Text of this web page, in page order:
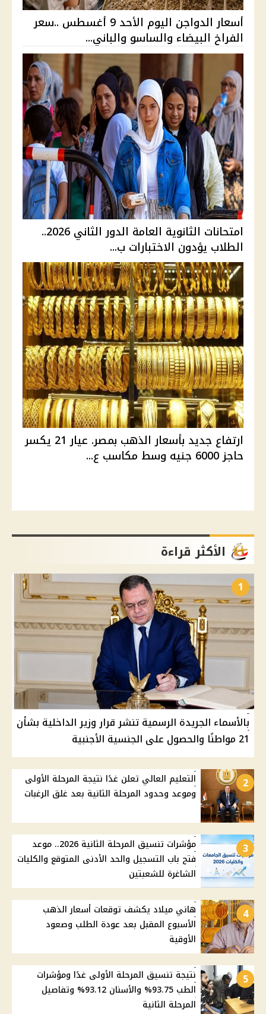
أسعار الدواجن اليوم الأحد 9 أغسطس ..سعر
الفراخ البيضاء والساسو والباني...
امتحانات الثانوية العامة الدور الثاني 2026..
الطلاب يؤدون الاختبارات ب...
ارتفاع جديد بأسعار الذهب بمصر. عيار 21 يكسر
حاجز 6000 جنيه وسط مكاسب ع...
الأكثر قراءة
1
بالأسماء الجريدة الرسمية تنشر قرار وزير الداخلية بشأن
21 مواطنًا والحصول على الجنسية الأجنبية
2
التعليم العالي تعلن غدًا نتيجة المرحلة الأولى
وموعد وحدود المرحلة الثانية بعد غلق الرغبات
3
مؤشرات تنسيق المرحلة الثانية 2026.. موعد
فتح باب التسجيل والحد الأدنى المتوقع والكليات
الشاغرة للشعبتين
4
هاني ميلاد يكشف توقعات أسعار الذهب
الأسبوع المقبل بعد عودة الطلب وصعود
الأوقية
5
نتيجة تنسيق المرحلة الأولى غدًا ومؤشرات
الطب 93.75% والأسنان 93.12% وتفاصيل
المرحلة الثانية